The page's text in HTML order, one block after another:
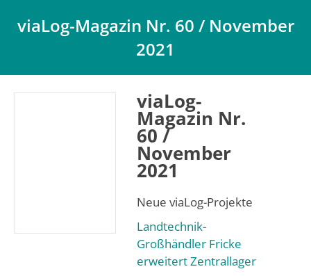
viaLog-Magazin Nr. 60 / November
2021
viaLog-
Magazin Nr.
60 /
November
2021
Neue viaLog-Projekte
Landtechnik-
Großhändler Fricke
erweitert Zentrallager